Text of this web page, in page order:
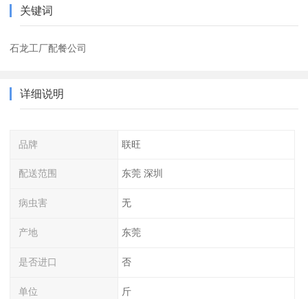
关键词
石龙工厂配餐公司
详细说明
品牌 联旺
配送范围 东莞 深圳
病虫害 无
产地 东莞
是否进口 否
单位 斤